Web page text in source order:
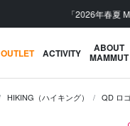
「2026年春夏
OUTLET ACTIVITY ABOUT
MAMMUT
HIKING（ハイキング） QD ロ